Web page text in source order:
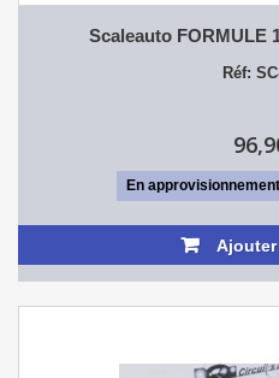
Scaleauto FORMULE
Réf:
En